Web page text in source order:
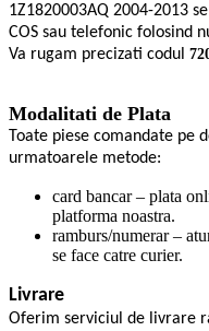
1Z1820003AQ 2004-2013
COS sau telefonic folosind
Va rugam precizati codul
Modalitati de Plata
Toate piese comandate pe
urmatoarele metode:
card bancar – plata
platforma noastra.
ramburs/numerar –
se face catre curier.
Livrare
Oferim serviciul de livrare